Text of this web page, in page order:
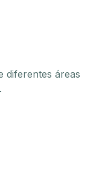
diferentes áreas